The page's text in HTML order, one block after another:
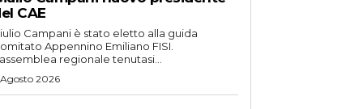
CAE
Campani è stato eletto alla guida
Appennino Emiliano FISI.
regionale tenutasi...
2026